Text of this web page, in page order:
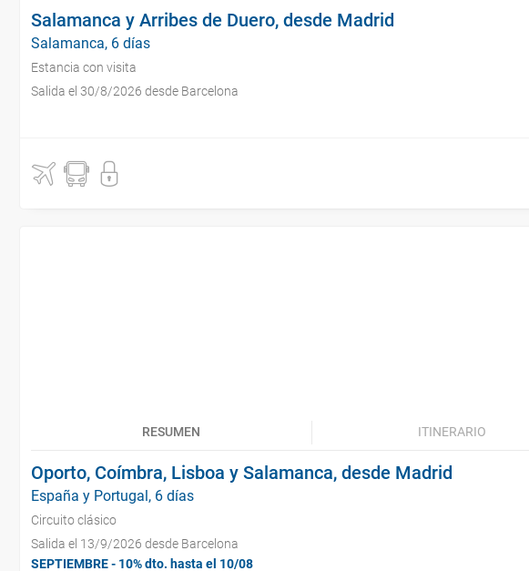
Salamanca y Arribes de Duero, desde Madrid
Salamanca, 6 días
Estancia con visita
Salida el 30/8/2026 desde Barcelona
RESUMEN ITINERARIO
Oporto, Coímbra, Lisboa y Salamanca, desde Madrid
España y Portugal, 6 días
Circuito clásico
Salida el 13/9/2026 desde Barcelona
SEPTIEMBRE - 10% dto. hasta el 10/08